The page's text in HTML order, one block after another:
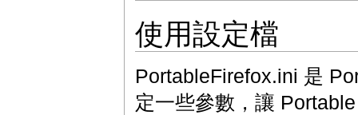
使用設定檔
PortableFirefox.ini 是
定一些參數，讓